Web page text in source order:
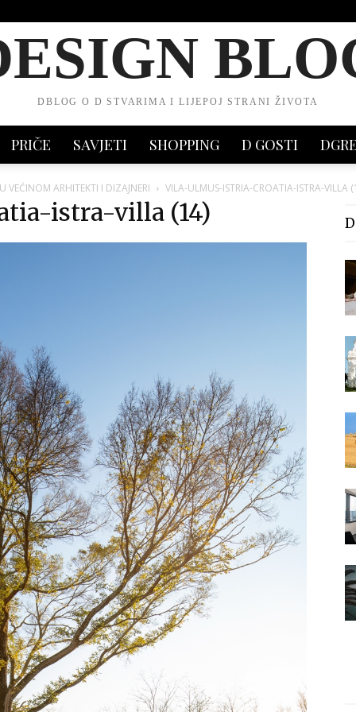
DBLOG O D STVARIMA I LIJEPOJ STRANI ŽIVOTA
PRIČE SAVJETI SHOPPING D GOSTI
VEĆINOM ARHITEKTI I DIZAJNERI VILA-ULMUS-ISTRIA-CROATIA-ISTRA-VILLA
istra-villa (14)